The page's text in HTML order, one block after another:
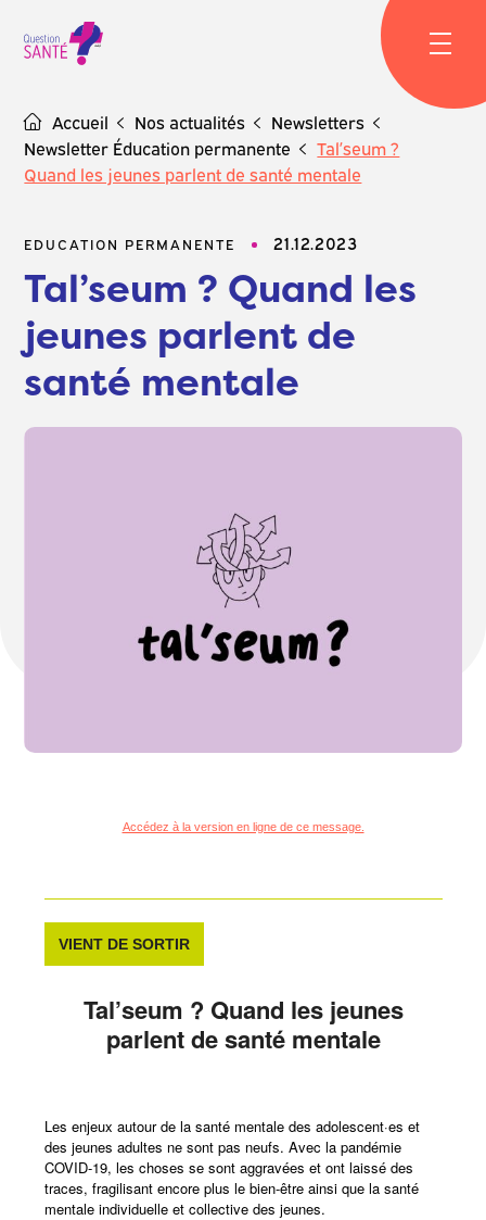
content
Accueil Nos actualités
Newsletters
Newsletter Éducation permanente
Tal’seum ?
Quand les jeunes parlent de santé mentale
EDUCATION PERMANENTE 21.12.2023
Tal’seum ? Quand les
jeunes parlent de
santé mentale
Accédez à la version en ligne de ce message.
VIENT DE SORTIR
Tal’seum ? Quand les jeunes
parlent de santé mentale
Les enjeux autour de la santé mentale des adolescent·es et
des jeunes adultes ne sont pas neufs. Avec la pandémie
COVID-19, les choses se sont aggravées et ont laissé des
traces, fragilisant encore plus le bien-être ainsi que la santé
mentale individuelle et collective des jeunes.